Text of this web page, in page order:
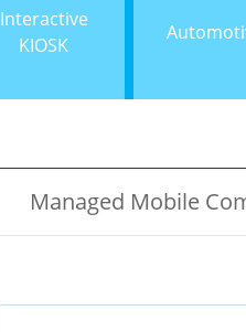
Interactive
KIOSK
Managed Mobile